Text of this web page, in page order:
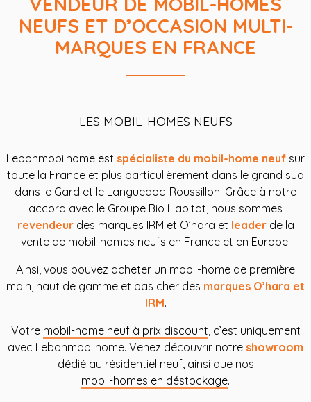
NEUFS ET D’OCCASION MULTI-
MARQUES EN FRANCE
LES MOBIL-HOMES NEUFS
Lebonmobilhome est spécialiste du mobil-home neuf sur
toute la France et plus particulièrement dans le grand sud
dans le Gard et le Languedoc-Roussillon. Grâce à notre
accord avec le Groupe Bio Habitat, nous sommes
revendeurdes marques IRM et O’hara et leaderde la
vente de mobil-homes neufs en France et en Europe.
Ainsi, vous pouvez acheter un mobil-home de première
main, haut de gamme et pas cher des marques O’hara et
IRM.
Votre mobil-home neuf à prix discount, c’est uniquement
avec Lebonmobilhome. Venez découvrir notre showroom
dédié au résidentiel neuf, ainsi que nos
mobil-homes en déstockage.